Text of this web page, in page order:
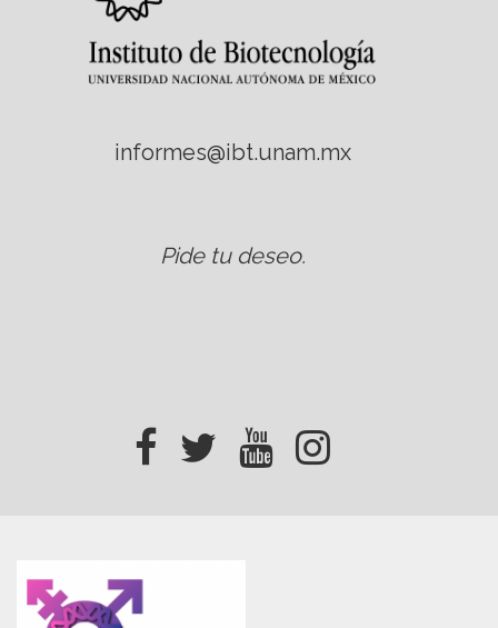
informes@ibt.unam.mx
Pide tu deseo.